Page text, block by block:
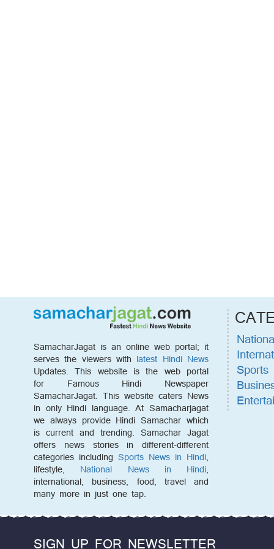
SamacharJagat is an online web portal; it
serves the viewers with latest Hindi News
Updates. This website is the web portal
for Famous Hindi Newspaper
SamacharJagat. This website caters News
in only Hindi language. At Samacharjagat
we always provide Hindi Samachar which
is current and trending. Samachar Jagat
offers news stories in different-different
categories including Sports News in Hindi,
lifestyle, National News in Hindi,
international, business, food, travel and
many more in just one tap.
Sports
SIGN UP FOR NEWSLETTER